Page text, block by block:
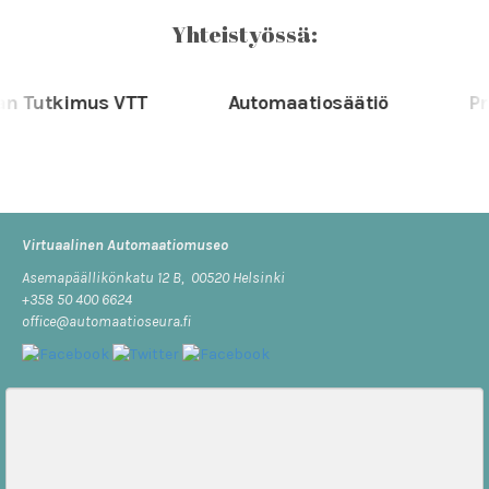
Yhteistyössä:
VTT Automaatiosäätiö
Virtuaalinen Automaatiomuseo
Asemapäällikönkatu 12 B, 00520 Helsinki
+358 50 400 6624
office@automaatioseura.fi
Viesti